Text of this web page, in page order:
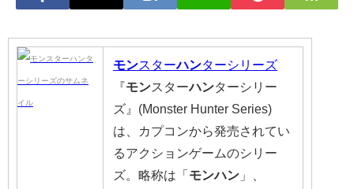
モンスターハンターシリーズ
『モンスターハンターシリー
ズ』(Monster Hunter Series)
は、カプコンから発売されてい
るアクションゲームのシリー
ズ。略称は「 モンハン 」、